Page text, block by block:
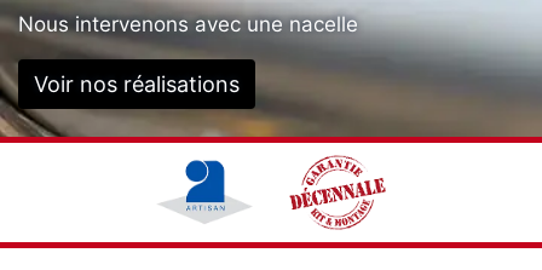
Nous intervenons avec une nacelle
Voir nos réalisations